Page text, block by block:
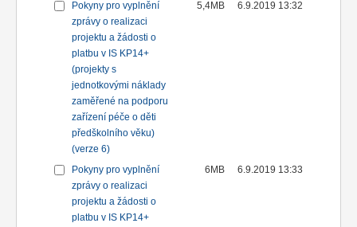
Pokyny pro vyplnění
zprávy o realizaci
projektu a žádosti o
platbu v IS KP14+
(projekty s
jednotkovými náklady
zaměřené na podporu
zařízení péče o děti
předškolního věku)
(verze 6)
5,4MB 6.9.2019 13:32
Pokyny pro vyplnění
zprávy o realizaci
projektu a žádosti o
platbu v IS KP14+
6MB 6.9.2019 13:33